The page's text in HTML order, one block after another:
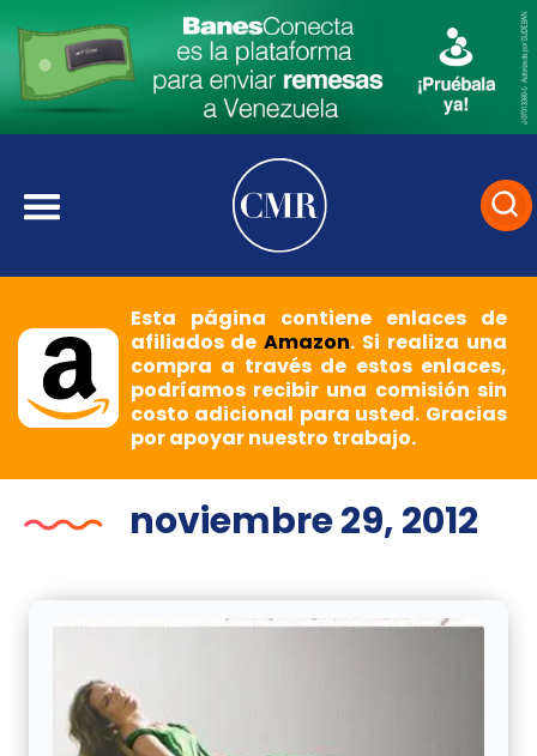
Esta página contiene enlaces de
afiliados deAmazon. Si realiza una
compra a través de estos enlaces,
podríamos recibir una comisión sin
costo adicional para usted. Gracias
por apoyar nuestro trabajo.
noviembre 29, 2012